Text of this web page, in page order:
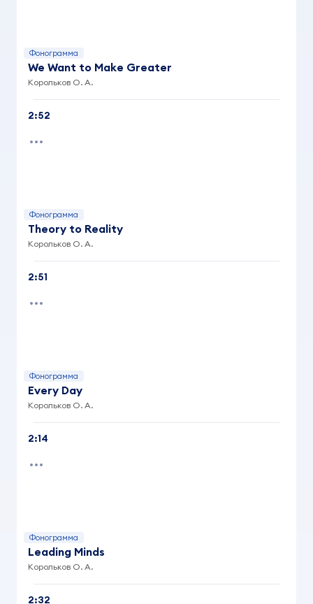
Фонограмма
We Want to Make Greater
Корольков О. А.
2:52
Фонограмма
Theory to Reality
Корольков О. А.
2:51
Фонограмма
Every Day
Корольков О. А.
2:14
Фонограмма
Leading Minds
Корольков О. А.
2:32